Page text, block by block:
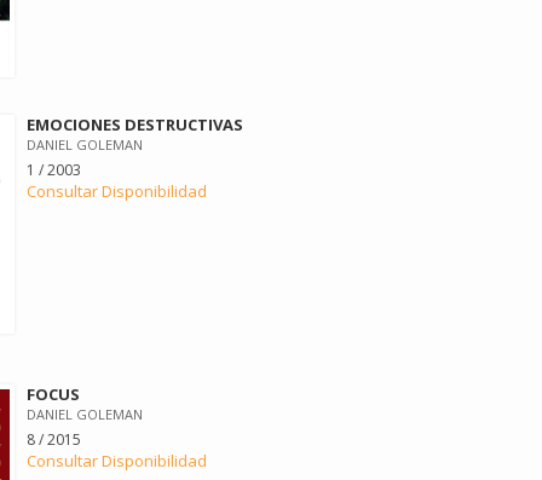
EMOCIONES DESTRUCTIVAS
DANIEL GOLEMAN
1 / 2003
Consultar Disponibilidad
FOCUS
DANIEL GOLEMAN
8 / 2015
Consultar Disponibilidad